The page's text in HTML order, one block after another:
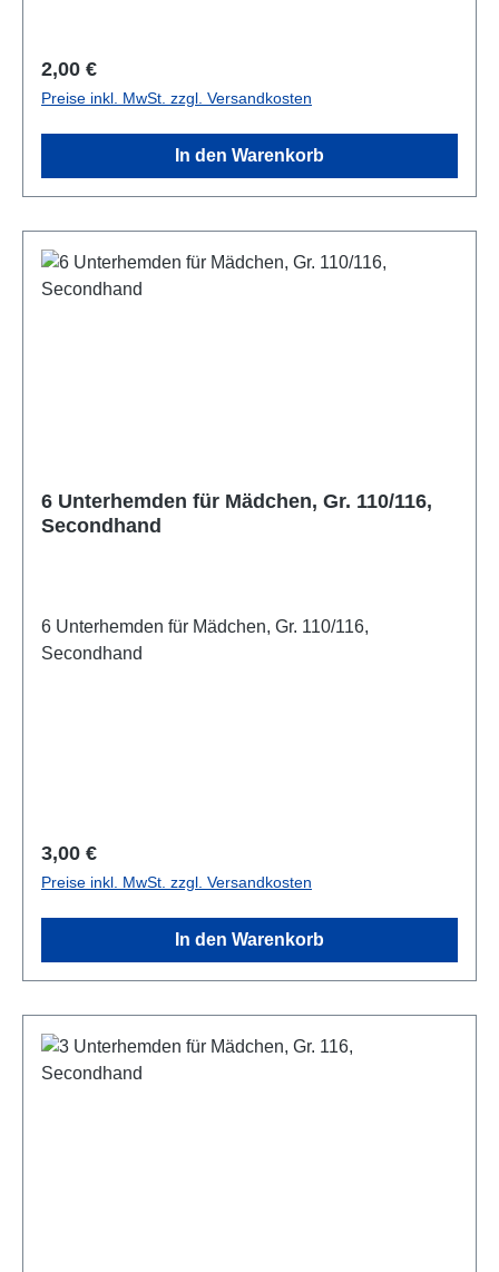
Regulärer Preis:
2,00 €
Preise inkl. MwSt. zzgl. Versandkosten
In den Warenkorb
6 Unterhemden für Mädchen, Gr. 110/116,
Secondhand
6 Unterhemden für Mädchen, Gr. 110/116,
Secondhand
Regulärer Preis:
3,00 €
Preise inkl. MwSt. zzgl. Versandkosten
In den Warenkorb